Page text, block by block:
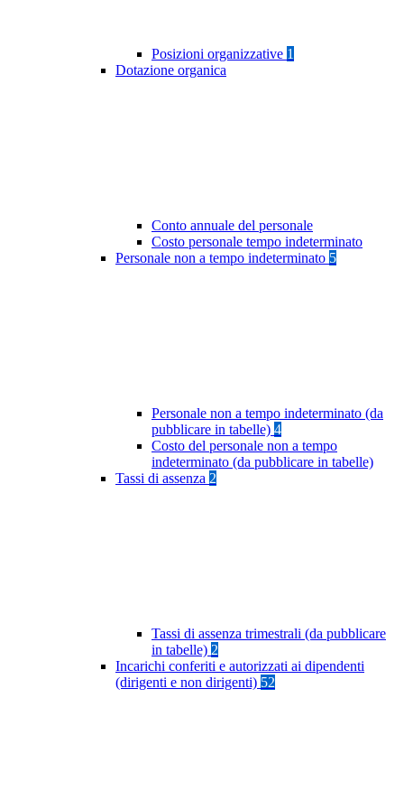
Posizioni organizzative 1
Dotazione organica
Conto annuale del personale
Costo personale tempo indeterminato
Personale non a tempo indeterminato 5
Personale non a tempo indeterminato (da
pubblicare in tabelle) 4
Costo del personale non a tempo
indeterminato (da pubblicare in tabelle)
Tassi di assenza 2
Tassi di assenza trimestrali (da pubblicare
in tabelle) 2
Incarichi conferiti e autorizzati ai dipendenti
(dirigenti e non dirigenti) 52